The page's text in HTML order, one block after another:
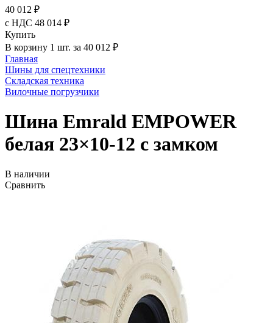
40 012 ₽
с НДС 48 014 ₽
Купить
В корзину 1 шт. за 40 012 ₽
Главная
Шины для спецтехники
Складская техника
Вилочные погрузчики
Шина Emrald EMPOWER
белая 23×10-12 с замком
В наличии
Сравнить